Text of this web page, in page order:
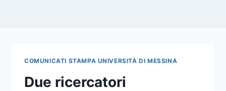
COMUNICATI STAMPA UNIVERSITÀ DI MESSINA
Due ricercatori